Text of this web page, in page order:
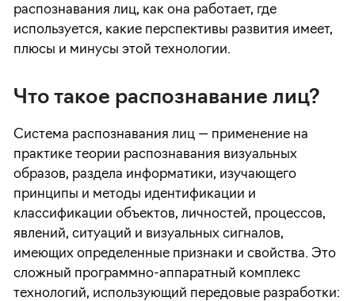
распознавания лиц, как она работает, где
используется, какие перспективы развития имеет,
плюсы и минусы этой технологии.
Что такое распознавание лиц?
Система распознавания лиц — применение на
практике теории распознавания визуальных
образов, раздела информатики, изучающего
принципы и методы идентификации и
классификации объектов, личностей, процессов,
явлений, ситуаций и визуальных сигналов,
имеющих определенные признаки и свойства. Это
сложный программно-аппаратный комплекс
технологий, использующий передовые разработки: